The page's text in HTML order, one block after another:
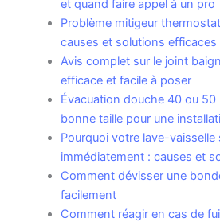
et quand faire appel à un pro
Problème mitigeur
causes et solutions efficaces
Avis complet sur le joint
efficace et facile à poser
Évacuation douche 40 ou
bonne taille pour une
Pourquoi votre lave-
immédiatement : causes et
Comment dévisser une
facilement
Comment réagir en cas de